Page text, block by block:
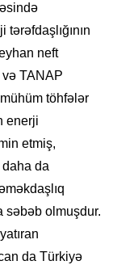
neft
TANAP
töhfələr
enerji
etmiş,
da
səbəb olmuşdur.
da Türkiyə